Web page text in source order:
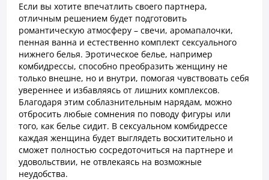
Если вы хотите впечатлить своего партнера,
отличным решением будет подготовить
романтическую атмосферу – свечи, аромапалочки,
пенная ванна и естественно комплект сексуального
нижнего белья. Эротическое белье, например
комбидрессы, способно преобразить женщину не
только внешне, но и внутри, помогая чувствовать себя
увереннее и избавляясь от лишних комплексов.
Благодаря этим соблазнительным нарядам, можно
отбросить любые сомнения по поводу фигуры или
того, как белье сидит. В сексуальном комбидрессе
каждая женщина будет выглядеть восхитительно и
сможет полностью сосредоточиться на партнере и
удовольствии, не отвлекаясь на возможные
неудобства.